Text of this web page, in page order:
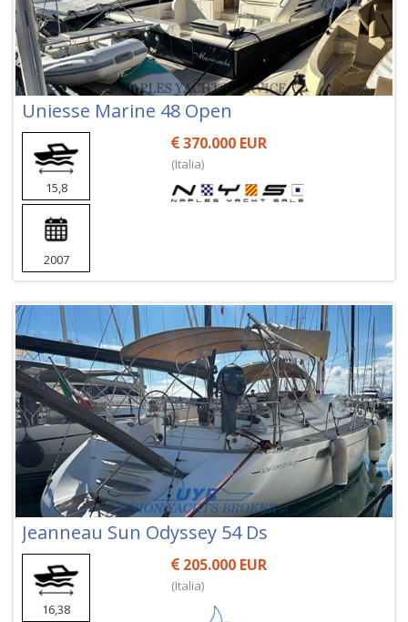
Uniesse Marine 48 Open
15,8
2007
370.000 EUR
(Italia)
Jeanneau Sun Odyssey 54 Ds
16,38
205.000 EUR
(Italia)